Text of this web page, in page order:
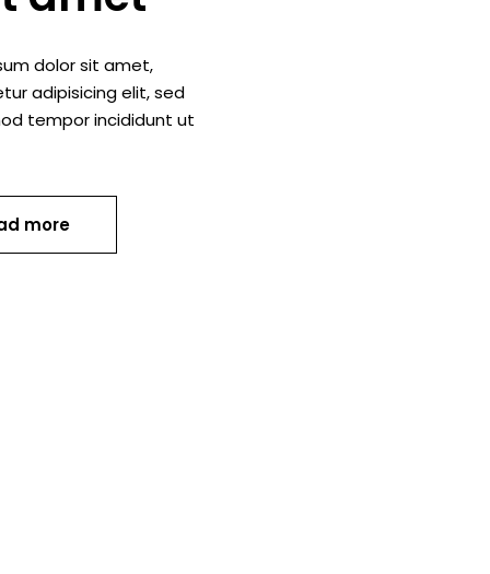
dolor sit amet,
adipisicing elit, sed
tempor incididunt ut
more